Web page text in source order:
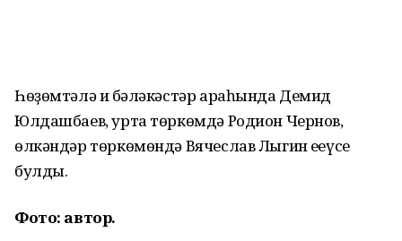
Һөҙөмтәлә иң бәләкәстәр араһында Демид
Юлдашбаев, урта төркөмдә Родион Чернов,
өлкәндәр төркөмөндә Вячеслав Лыгин еңеүсе
булды.
Фото: автор.